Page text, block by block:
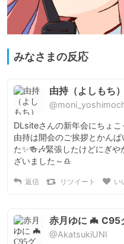
みなさまの反応
由持（よしもち
DLsiteさんの新年会にちょこ
由持は開会のご挨拶とかん
た✨🍻🎶緊張したけどにぎ
ざいました～♎
返信 リツイート い
赤月ゆに 🦇 C95
@AkatsukiUNI